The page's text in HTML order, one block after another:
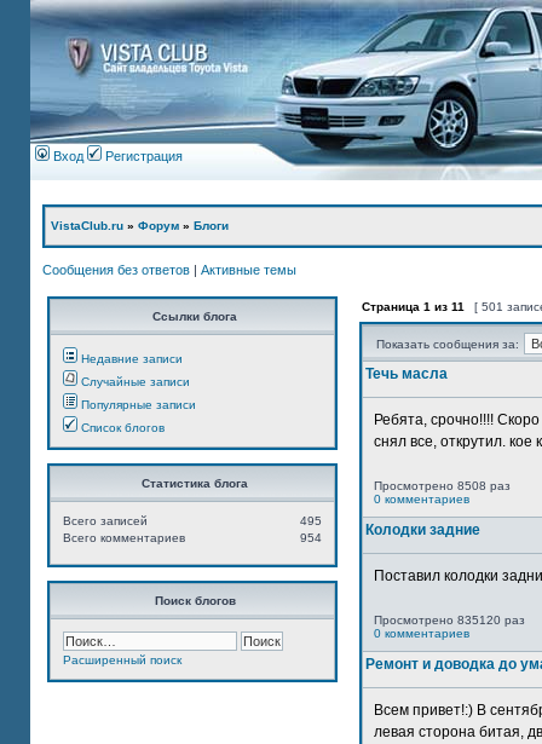
Вход Регистрация
VistaClub.ru » Форум » Блоги
Сообщения без ответов | Активные темы
Ссылки блога
Недавние записи
Случайные записи
Популярные записи
Список блогов
Статистика блога
495
Всего записей
954
Всего комментариев
Поиск блогов
Расширенный поиск
Страница 1 из 11 [ 501
Показать сообщения за:
Течь масла
Ребята, срочно!!!!
снял все, открутил. кое
Просмотрено 8508 раз
0 комментариев
Колодки задние
Поставил колодки
Просмотрено 835120 раз
0 комментариев
Ремонт и доводка до
Всем привет!:) В
левая сторона битая,